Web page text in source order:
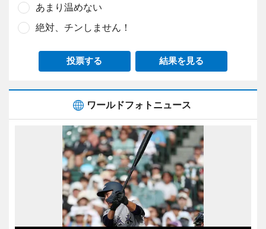
あまり温めない
絶対、チンしません！
投票する 結果を見る
ワールドフォトニュース